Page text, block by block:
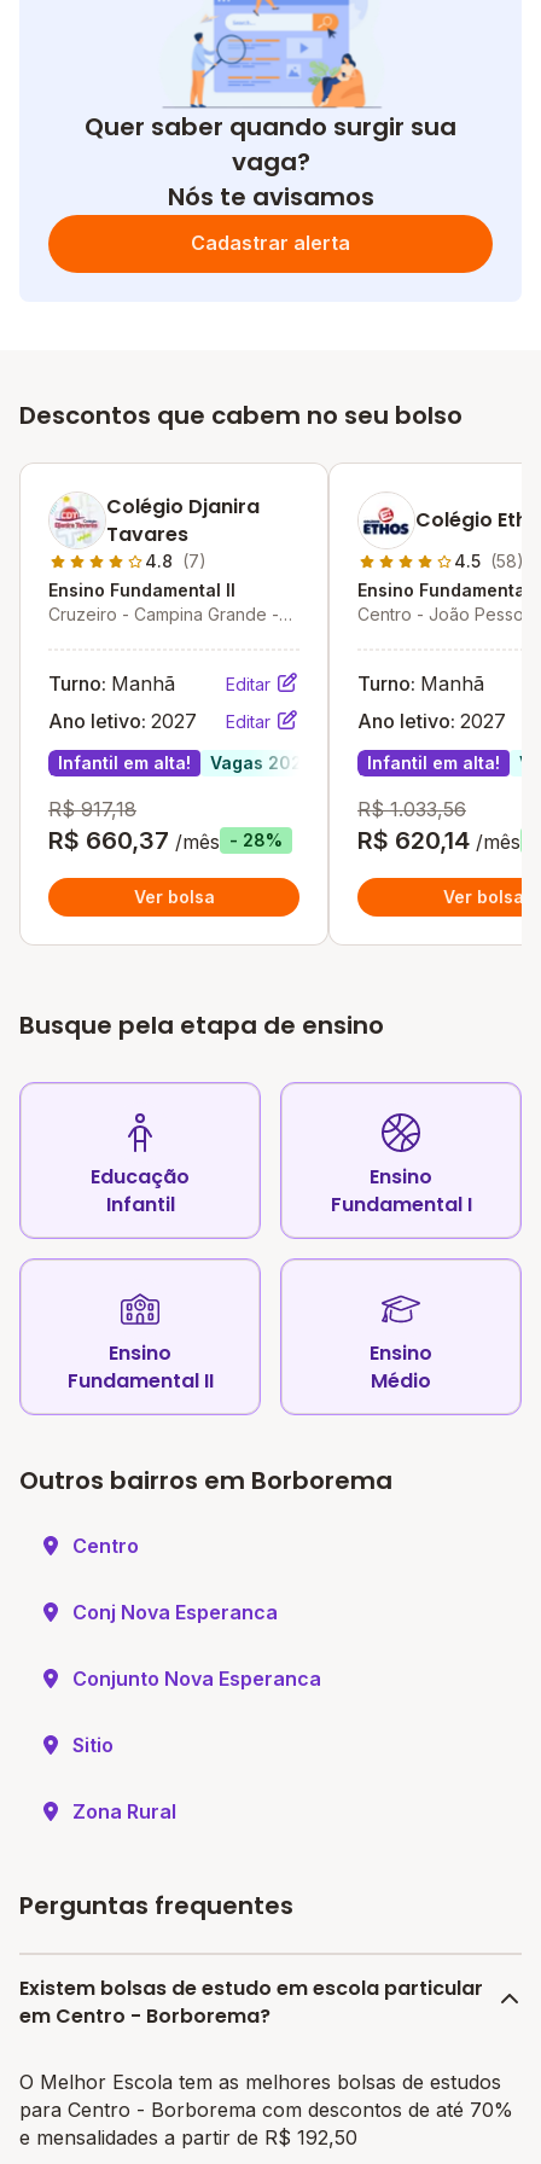
Quer saber quando surgir sua
vaga?
Nós te avisamos
Cadastrar alerta
Descontos que cabem no seu bolso
Colégio Djanira
Tavares
4.8 (7)
Ensino Fundamental II
Cruzeiro - Campina Grande -
Turno: Manhã Editar
Ano letivo: 2027
Editar
Infantil em alta!
Vagas 2027
R$ 917,18
R$ 660,37 /mês - 28%
Ver bolsa
Colégio
4.5 (58)
Ensino Fundamental
Centro - João Pessoa
Turno: Manhã
Ano letivo: 2027
Infantil em alta!
R$ 1.033,56
R$ 620,14 /mês
Ver bolsa
Busque pela etapa de ensino
Educação
Infantil
Ensino
Fundamental I
Ensino
Fundamental II
Ensino
Médio
Outros bairros em Borborema
Centro
Conj Nova Esperanca
Conjunto Nova Esperanca
Sitio
Zona Rural
Perguntas frequentes
Existem bolsas de estudo em escola particular
em Centro - Borborema?
O Melhor Escola tem as melhores bolsas de estudos
para Centro - Borborema com descontos de até 70%
e mensalidades a partir de R$ 192,50